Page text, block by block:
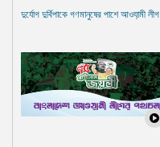
দুর্যোগ দুর্বিপাকে গণমানুষের পাশে আওযা়মী লীগ